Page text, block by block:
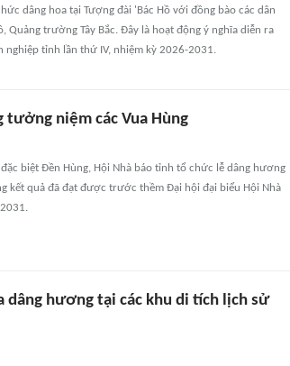
dâng hoa tại Tượng đài 'Bác Hồ với đồng bào các dân
Quảng trường Tây Bắc. Đây là hoạt động ý nghĩa diễn ra
tỉnh lần thứ IV, nhiệm kỳ 2026-2031.
niệm các Vua Hùng
biệt Đền Hùng, Hội Nhà báo tỉnh tổ chức lễ dâng hương
kết quả đã đạt được trước thềm Đại hội đại biểu Hội Nhà
dâng hương tại các khu di tích lịch sử